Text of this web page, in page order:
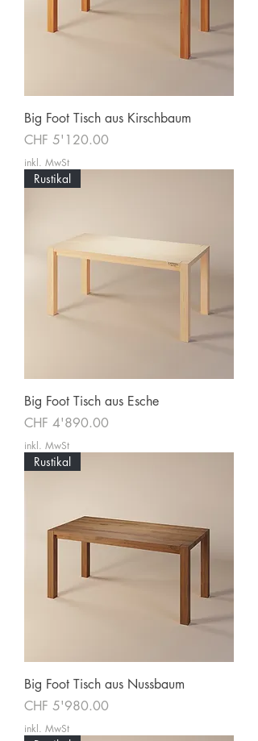
Big Foot Tisch aus Kirschbaum
Preis
CHF 5'120.00
inkl. MwSt
Rustikal
Big Foot Tisch aus Esche
Preis
CHF 4'890.00
inkl. MwSt
Rustikal
Big Foot Tisch aus Nussbaum
Preis
CHF 5'980.00
inkl. MwSt